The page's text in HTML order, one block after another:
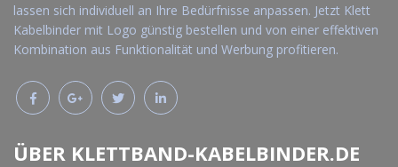
lassen sich individuell an Ihre Bedürfnisse anpassen. Jetzt Klett
Kabelbinder mit Logo günstig bestellen und von einer effektiven
Kombination aus Funktionalität und Werbung profitieren.
ÜBER KLETTBAND-KABELBINDER.DE